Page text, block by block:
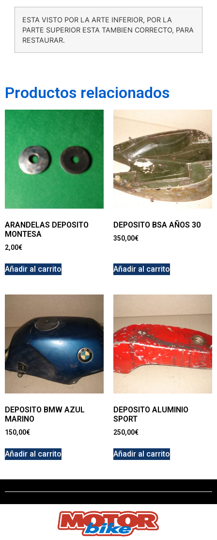
ESTA VISTO POR LA ARTE INFERIOR, POR LA
PARTE SUPERIOR ESTA TAMBIEN CORRECTO, PARA
RESTAURAR.
Productos relacionados
ARANDELAS DEPOSITO
MONTESA
2,00€
Añadir al carrito
DEPOSITO BSA AÑOS 30
350,00€
Añadir al carrito
DEPOSITO BMW AZUL
MARINO
150,00€
Añadir al carrito
DEPOSITO ALUMINIO
SPORT
250,00€
Añadir al carrito